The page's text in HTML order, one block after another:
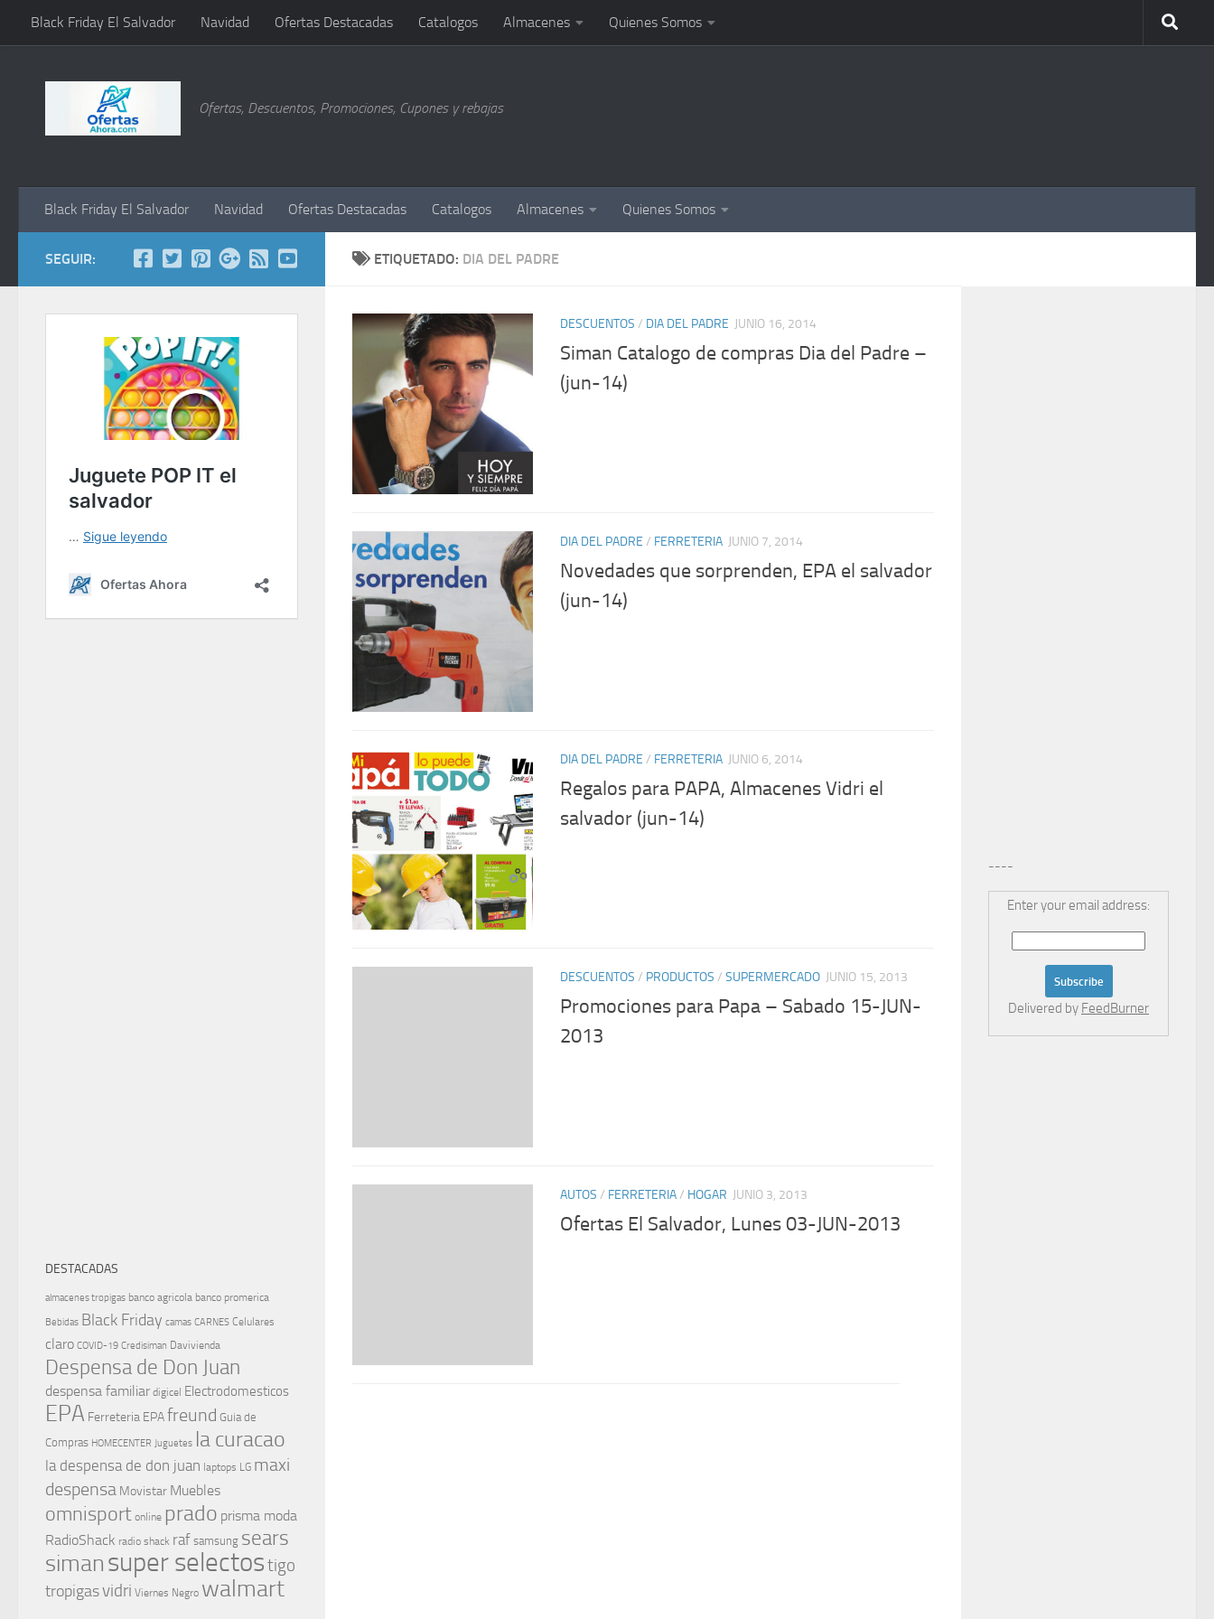
Saltar al contenido
Black Friday El Salvador Navidad Ofertas Destacadas Catalogos Almacenes Quienes Somos
Ofertas, Descuentos, Promociones, Cupones y rebajas
Black Friday El Salvador Navidad Ofertas Destacadas Catalogos Almacenes Quienes Somos
ETIQUETADO: DIA DEL PADRE
DESCUENTOS / DIA DEL PADRE JUNIO 16, 2014
Siman Catalogo de compras Dia del Padre –
(jun-14)
DIA DEL PADRE / FERRETERIA JUNIO 7, 2014
Novedades que sorprenden, EPA el salvador
(jun-14)
DIA DEL PADRE / FERRETERIA JUNIO 6, 2014
Regalos para PAPA, Almacenes Vidri el
salvador (jun-14)
DESCUENTOS / PRODUCTOS / SUPERMERCADO JUNIO 15, 2013
Promociones para Papa – Sabado 15-JUN-
2013
AUTOS / FERRETERIA/ HOGAR JUNIO 3, 2013
Ofertas El Salvador, Lunes 03-JUN-2013
SEGUIR:
DESTACADAS
almacenes tropigas banco agricola banco promerica
Bebidas Black Friday camas CARNES Celulares
claro COVID-19 Credisiman Davivienda
Despensa de Don Juan
despensa familiar digicel Electrodomesticos
EPA Ferreteria EPAfreund Guia de
Compras HOMECENTER Juguetes la curacao
la despensa de don juan laptops LG maxi
despensa Movistar Muebles
omnisport online prado prisma moda
RadioShack radio shack raf samsung sears
simansuper selectostigo
tropigasvidri Viernes Negro walmart
----
Enter your email address:
Delivered by FeedBurner